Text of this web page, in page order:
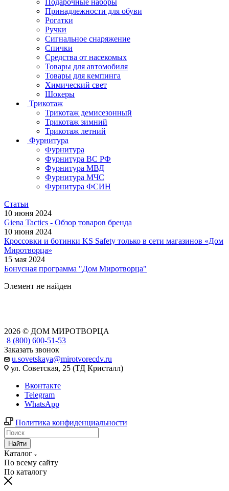
Подарочные наборы
Принадлежности для обуви
Рогатки
Ручки
Сигнальное снаряжение
Спички
Средства от насекомых
Товары для автомобиля
Товары для кемпинга
Химический свет
Шокеры
Трикотаж
Трикотаж демисезонный
Трикотаж зимний
Трикотаж летний
Фурнитура
Фурнитура
Фурнитура ВС РФ
Фурнитура МВД
Фурнитура МЧС
Фурнитура ФСИН
Статьи
10 июня 2024
Giena Tactics - Обзор товаров бренда
10 июня 2024
Кроссовки и ботинки KS Safety только в сети магазинов «Дом
Миротворца»
15 мая 2024
Бонусная программа "Дом Миротворца"
Элемент не найден
2026 © ДОМ МИРОТВОРЦА
8 (800) 600-51-53
Заказать звонок
u.sovetskaya@mirotvorecdv.ru
ул. Советская, 25 (ТД Кристалл)
Вконтакте
Telegram
WhatsApp
Политика конфиденциальности
Найти
Каталог
По всему сайту
По каталогу